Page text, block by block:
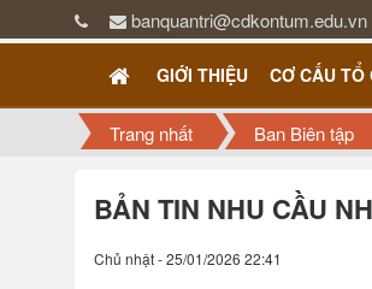
banquantri@cdkontum.edu.vn
GIỚI THIỆU CƠ CẤU TỔ
Trang nhất Ban Biên tập
BẢN TIN NHU CẦU
Chủ nhật - 25/01/2026 22:41